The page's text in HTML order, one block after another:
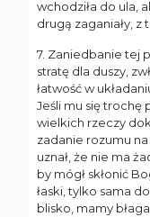
wchodziła do ula,
drugą zaganiały, z
7. Zaniedbanie tej
stratę dla duszy,
łatwość w
Jeśli mu się trochę
wielkich rzeczy
zadanie rozumu
uznał, że nie ma
by mógł skłonić
łaski, tylko sama
blisko, mamy